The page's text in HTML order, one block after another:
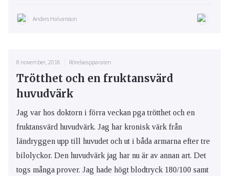
Anders Halvarsson
8 november, 2016 Rörelseapparaten
Trötthet och en fruktansvärd
huvudvärk
Jag var hos doktorn i förra veckan pga trötthet och en
fruktansvärd huvudvärk. Jag har kronisk värk från
ländryggen upp till huvudet och ut i båda armarna efter tre
bilolyckor. Den huvudvärk jag har nu är av annan art. Det
togs många prover. Jag hade högt blodtryck 180/100 samt